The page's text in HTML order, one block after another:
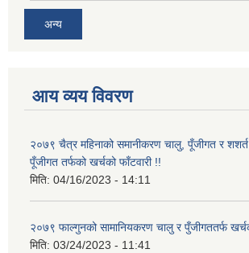
अन्य
आय व्यय विवरण
२०७९ चैत्र महिनाको समानीकरण चालु, पूँजीगत र
पूँजीगत तर्फको खर्चको फाँटवारी !!
मिति: 04/16/2023 - 14:11
२०७९ फाल्गुनको सामानियकरण चालु र पुँजीगततर्फ
मिति: 03/24/2023 - 11:41